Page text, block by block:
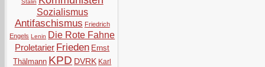
Stalin
Sozialismus
Antifaschismus Friedrich
Engels Lenin Die Rote Fahne
Proletarier Frieden Ernst
Thälmann KPD DVRK Karl